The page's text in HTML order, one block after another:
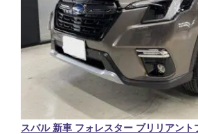
スバル 新車 フォレスター ブリリアント